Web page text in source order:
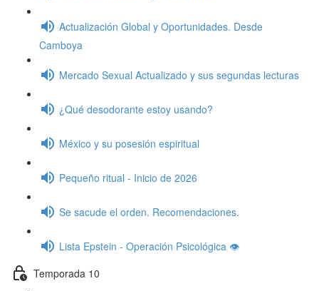
Actualización Global y Oportunidades. Desde
Camboya
Mercado Sexual Actualizado y sus segundas lecturas
¿Qué desodorante estoy usando?
México y su posesión espiritual
Pequeño ritual - Inicio de 2026
Se sacude el orden. Recomendaciones.
Lista Epstein - Operación Psicológica 👁️
Temporada 10